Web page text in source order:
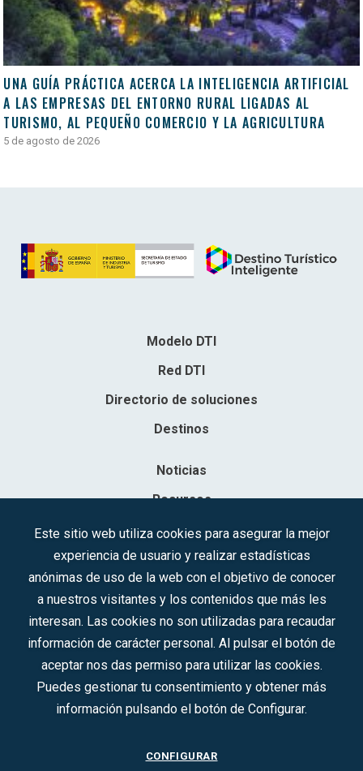
UNA GUÍA PRÁCTICA ACERCA LA INTELIGENCIA ARTIFICIAL
A LAS EMPRESAS DEL ENTORNO RURAL LIGADAS AL
TURISMO, AL PEQUEÑO COMERCIO Y LA AGRICULTURA
5 de agosto de 2026
Modelo DTI
Red DTI
Directorio de soluciones
Destinos
Noticias
Recursos
Contacto
Sociedad Mercantil Estatal para la Gestión de la Innovación y las
C.I.F.: A-81/874.984
Síguenos en redes sociales:
CONTACTO
Este sitio web utiliza cookies para asegurar la mejor
experiencia de usuario y realizar estadísticas
anónimas de uso de la web con el objetivo de conocer
a nuestros visitantes y los contenidos que más les
interesan. Las cookies no son utilizadas para recaudar
información de carácter personal. Al pulsar el botón de
aceptar nos das permiso para utilizar las cookies.
Puedes gestionar tu consentimiento y obtener más
información pulsando el botón de Configurar.
CONFIGURAR